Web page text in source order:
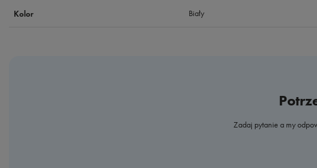
Kolor Biały
Zadaj pytanie a my